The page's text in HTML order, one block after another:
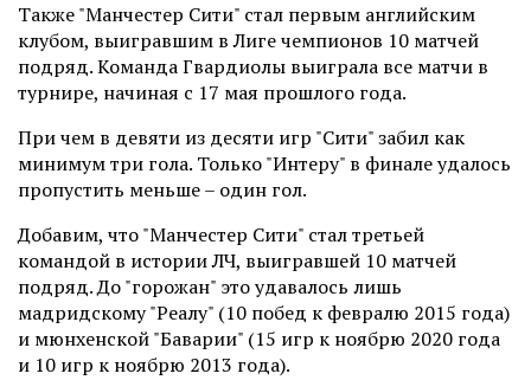
Также "Манчестер Сити" стал первым английским
клубом, выигравшим в Лиге чемпионов 10 матчей
подряд. Команда Гвардиолы выиграла все матчи в
турнире, начиная с 17 мая прошлого года.
При чем в девяти из десяти игр "Сити" забил как
минимум три гола. Только "Интеру" в финале удалось
пропустить меньше – один гол.
Добавим, что "Манчестер Сити" стал третьей
командой в истории ЛЧ, выигравшей 10 матчей
подряд. До "горожан" это удавалось лишь
мадридскому "Реалу" (10 побед к февралю 2015 года)
и мюнхенской "Баварии" (15 игр к ноябрю 2020 года
и 10 игр к ноябрю 2013 года).